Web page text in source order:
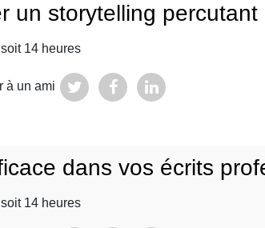
un storytelling percutant
14 heures
à un ami
dans vos écrits
14 heures